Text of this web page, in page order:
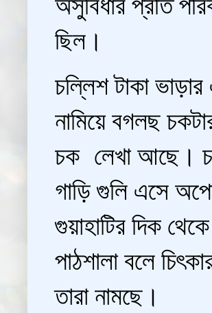
ছিল।
চল্লিশ টাকা
নামিয়ে বগলছ
চক লেখা আছে।
গাড়ি গুলি এসে
গুয়াহাটির দিক
পাঠশালা বলে
তারা নামছে।